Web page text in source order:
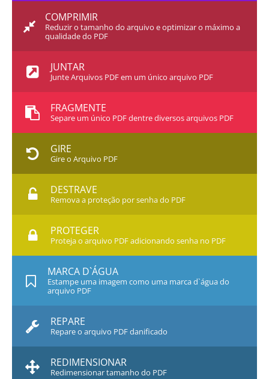
COMPRIMIR
Reduzir o tamanho do arquivo e optimizar o máximo a
qualidade do PDF
JUNTAR
Junte Arquivos PDF em um único arquivo PDF
FRAGMENTE
Separe um único PDF dentre diversos arquivos PDF
GIRE
Gire o Arquivo PDF
DESTRAVE
Remova a proteção por senha do PDF
PROTEGER
Proteja o arquivo PDF adicionando senha no PDF
MARCA D`ÁGUA
Estampe uma imagem como uma marca d`água do
arquivo PDF
REPARE
Repare o arquivo PDF danificado
REDIMENSIONAR
Redimensionar tamanho do PDF